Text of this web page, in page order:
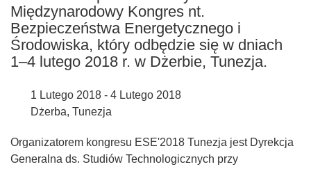
Międzynarodowy Kongres nt.
Bezpieczeństwa Energetycznego i
Środowiska, który odbędzie się w dniach
1–4 lutego 2018 r. w Dżerbie, Tunezja.
1 Lutego 2018 - 4 Lutego 2018
Dżerba, Tunezja
Organizatorem kongresu ESE'2018 Tunezja jest Dyrekcja
Generalna ds. Studiów Technologicznych przy